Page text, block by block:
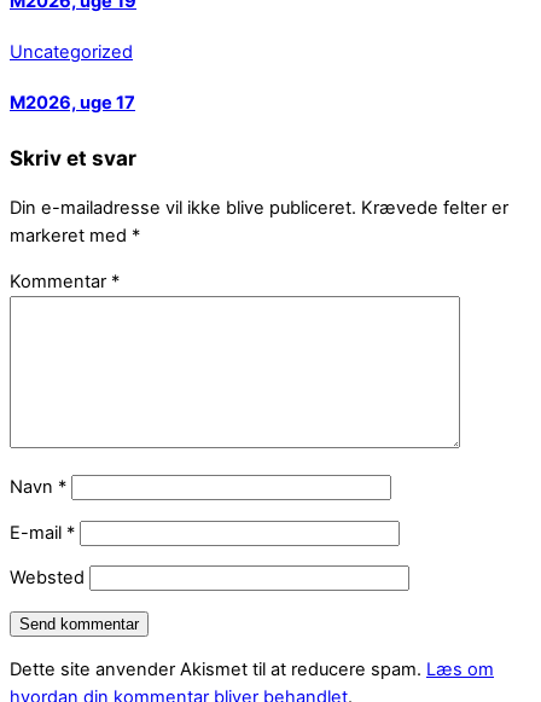
Uncategorized
M2026, uge 17
Skriv et svar
Din e-mailadresse vil ikke blive publiceret. Krævede felter er
markeret med *
Kommentar *
Navn *
E-mail *
Websted
Dette site anvender Akismet til at reducere spam. Læs om
hvordan din kommentar bliver behandlet.